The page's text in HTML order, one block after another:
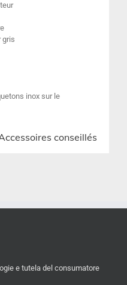
gris
inox sur le
conseillés
e tutela del consumatore